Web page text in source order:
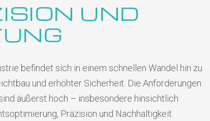
UND
befindet sich in einem schnellen Wandel hin zu
und erhöhter Sicherheit. Die Anforderungen
äußerst hoch – insbesondere hinsichtlich
Präzision und Nachhaltigkeit.